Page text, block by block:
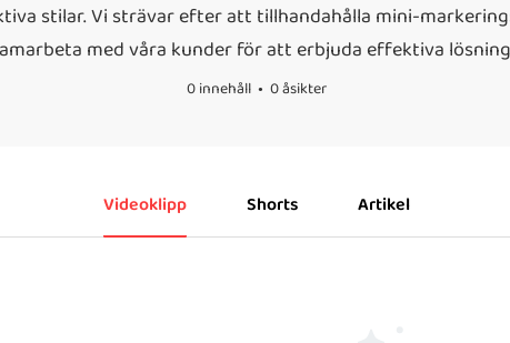
stilar. Vi strävar efter att tillhandahålla mini-
med våra kunder för att erbjuda effektiva
0 innehåll 0 åsikter
Videoklipp Shorts Artikel